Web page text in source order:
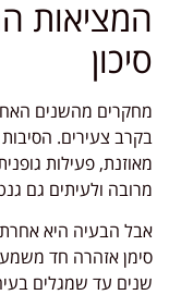
המציאות
סיכון
מחקרים מהשנים
בקרב צעירים.
מאוזנת, פעילות
מרובה ולעיתים גם
אבל הבעיה היא אחרת
סימן אזהרה חד
שנים עד שמגלים